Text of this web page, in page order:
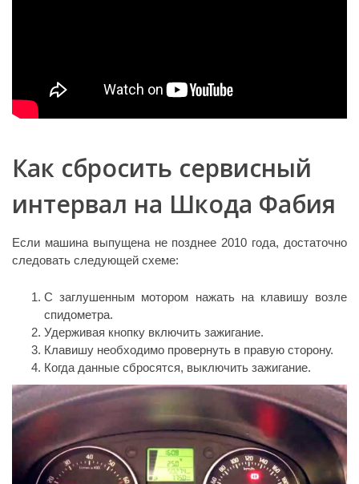
Как сбросить сервисный
интервал на Шкода Фабия
Если машина выпущена не позднее 2010 года, достаточно
следовать следующей схеме:
С заглушенным мотором нажать на клавишу возле
спидометра.
Удерживая кнопку включить зажигание.
Клавишу необходимо провернуть в правую сторону.
Когда данные сбросятся, выключить зажигание.